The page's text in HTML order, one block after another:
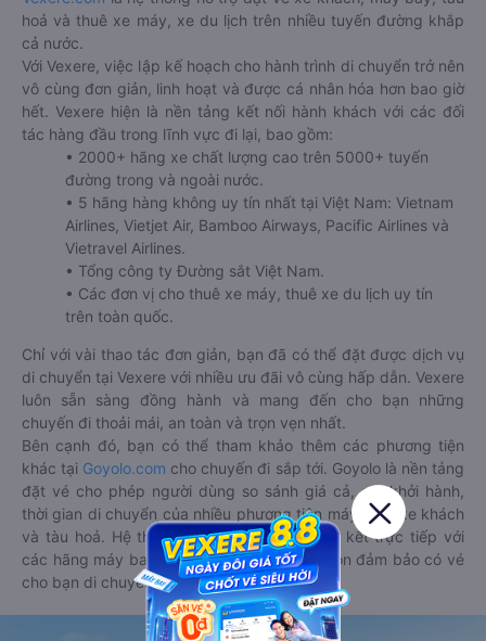
hoả và thuê xe máy, xe du lịch trên nhiều tuyến đường khắp
cả nước.
Với Vexere, việc lập kế hoạch cho hành trình di chuyển trở nên
vô cùng đơn giản, linh hoạt và được cá nhân hóa hơn bao giờ
hết. Vexere hiện là nền tảng kết nối hành khách với các đối
tác hàng đầu trong lĩnh vực đi lại, bao gồm:
• 2000+ hãng xe chất lượng cao trên 5000+ tuyến
đường trong và ngoài nước.
• 5 hãng hàng không uy tín nhất tại Việt Nam: Vietnam
Airlines, Vietjet Air, Bamboo Airways, Pacific Airlines và
Vietravel Airlines.
• Tổng công ty Đường sắt Việt Nam.
• Các đơn vị cho thuê xe máy, thuê xe du lịch uy tín
trên toàn quốc.
Chỉ với vài thao tác đơn giản, bạn đã có thể đặt được dịch vụ
di chuyển tại Vexere với nhiều ưu đãi vô cùng hấp dẫn. Vexere
luôn sẵn sàng đồng hành và mang đến cho bạn những
chuyến đi thoải mái, an toàn và trọn vẹn nhất.
Bên cạnh đó, bạn có thể tham khảo thêm các phương tiện
khác tại Goyolo.com cho chuyến đi sắp tới. Goyolo là nền tảng
đặt vé cho phép người dùng so sánh giá cả, giờ khởi hành,
thời gian di chuyển của nhiều phương tiện máy bay, xe khách
và tàu hoả. Hệ thống của Goyolo được liên kết trực tiếp với
các hãng máy bay, xe khách và tàu hoả, luôn đảm bảo có vé
cho bạn di chuyển.